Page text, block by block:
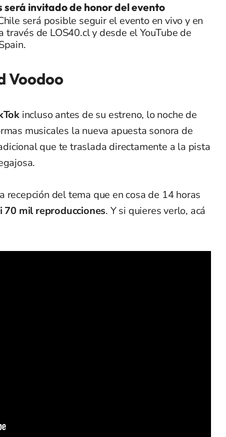
será invitado de honor del evento
será posible seguir el evento en vivo y en
través de LOS40.cl y desde el YouTube de
Voodoo
incluso antes de su estreno, lo noche de
musicales la nueva apuesta sonora de
que te traslada directamente a la pista
recepción del tema que en cosa de 14 horas
70 mil reproducciones. Y si quieres verlo, acá